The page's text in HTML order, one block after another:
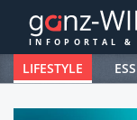
LIFESTYLE